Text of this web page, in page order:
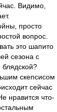
Видимо,
просто
вопрос.
это шапито
сезона с
скепсисом
сейчас
нравится что-